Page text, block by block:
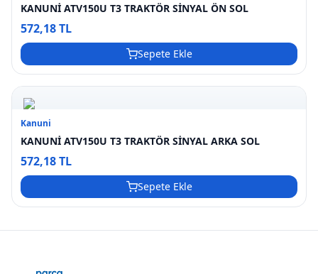
KANUNİ ATV150U T3 TRAKTÖR SİNYAL ÖN SOL
572,18 TL
Sepete Ekle
Kanuni
KANUNİ ATV150U T3 TRAKTÖR SİNYAL ARKA SOL
572,18 TL
Sepete Ekle